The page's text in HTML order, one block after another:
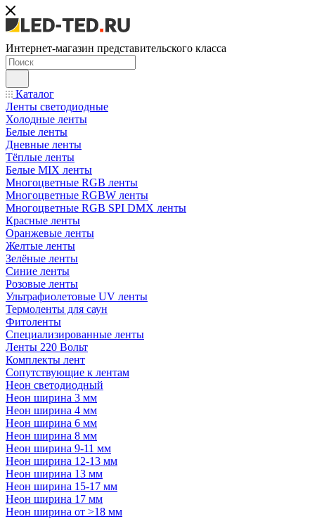
Интернет-магазин представительского класса
Каталог
Ленты светодиодные
Холодные ленты
Белые ленты
Дневные ленты
Тёплые ленты
Белые MIX ленты
Многоцветные RGB ленты
Многоцветные RGBW ленты
Многоцветные RGB SPI DMX ленты
Красные ленты
Оранжевые ленты
Желтые ленты
Зелёные ленты
Синие ленты
Розовые ленты
Ультрафиолетовые UV ленты
Термоленты для саун
Фитоленты
Специализированные ленты
Ленты 220 Вольт
Комплекты лент
Сопутствующие к лентам
Неон светодиодный
Неон ширина 3 мм
Неон ширина 4 мм
Неон ширина 6 мм
Неон ширина 8 мм
Неон ширина 9-11 мм
Неон ширина 12-13 мм
Неон ширина 13 мм
Неон ширина 15-17 мм
Неон ширина 17 мм
Неон ширина от >18 мм